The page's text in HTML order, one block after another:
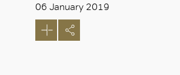
06 January 2019